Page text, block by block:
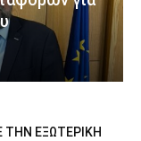
ΤΗΝ ΕΞΩΤΕΡΙΚΗ